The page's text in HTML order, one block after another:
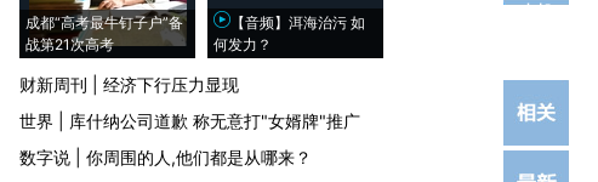
电邮
成都“高考最牛钉子户”备
战第21次高考
【音频】洱海治污 如
何发力？
财新周刊
经济下行压力显现
世界
库什纳公司道歉 称无意打"女婿牌"推广
数字说
你周围的人,他们都是从哪来？